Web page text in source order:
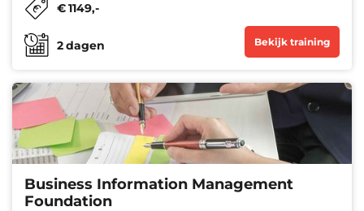
€1149,-
2dagen Bekijk training
Business Information Management
Foundation